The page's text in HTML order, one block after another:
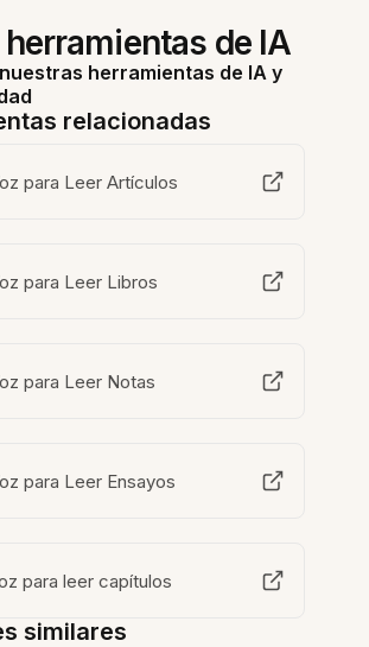
de IA
herramientas de IA y
relacionadas
para Leer Artículos
para Leer Libros
para Leer Notas
para Leer Ensayos
para leer capítulos
similares